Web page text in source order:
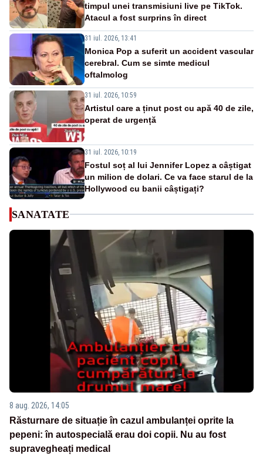
timpul unei transmisiuni live pe TikTok.
Atacul a fost surprins în direct
31 iul. 2026, 13:41
Monica Pop a suferit un accident vascular
cerebral. Cum se simte medicul
oftalmolog
31 iul. 2026, 10:59
Artistul care a ținut post cu apă 40 de zile,
operat de urgență
31 iul. 2026, 10:19
Fostul soț al lui Jennifer Lopez a câștigat
un milion de dolari. Ce va face starul de la
Hollywood cu banii câștigați?
SANATATE
8 aug. 2026, 14:05
Răsturnare de situație în cazul ambulanței oprite la
pepeni: în autospecială erau doi copii. Nu au fost
supravegheați medical